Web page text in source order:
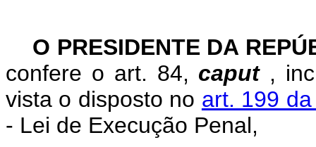
O PRESIDENTE DA
confere o art. 84, caput ,
vista o disposto no art. 199
- Lei de Execução Penal,